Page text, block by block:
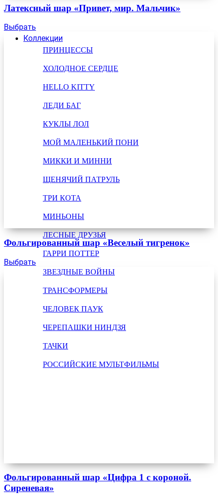
Коллекции
ПРИНЦЕССЫ
ХОЛОДНОЕ СЕРДЦЕ
HELLO KITTY
ЛЕДИ БАГ
КУКЛЫ ЛОЛ
МОЙ МАЛЕНЬКИЙ ПОНИ
МИККИ И МИННИ
ЩЕНЯЧИЙ ПАТРУЛЬ
ТРИ КОТА
МИНЬОНЫ
ЛЕСНЫЕ ДРУЗЬЯ
ГАРРИ ПОТТЕР
ЗВЕЗДНЫЕ ВОЙНЫ
ТРАНСФОРМЕРЫ
ЧЕЛОВЕК ПАУК
ЧЕРЕПАШКИ НИНДЗЯ
ТАЧКИ
РОССИЙСКИЕ МУЛЬТФИЛЬМЫ
Латексный шар «Привет, мир. Мальчик»
Выбрать
Фольгированный шар «Веселый тигренок»
Выбрать
Фольгированный шар «Цифра 1 с короной.
Сиреневая»